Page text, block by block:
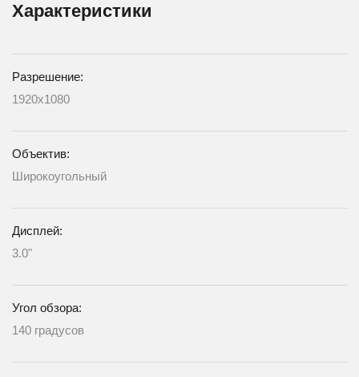
Характеристики
Разрешение:
1920х1080
Объектив:
Широкоугольный
Дисплей:
3.0"
Угол обзора:
140 градусов